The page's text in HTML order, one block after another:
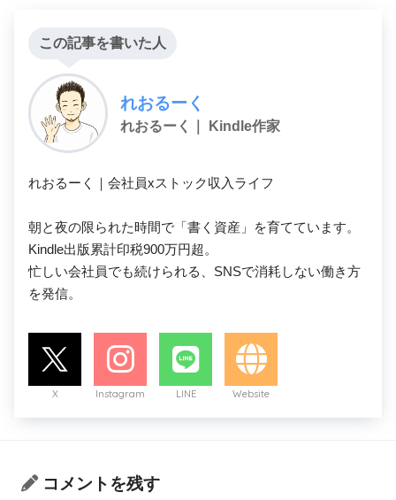
この記事を書いた人
れおるーく
れおるーく｜ Kindle作家
れおるーく｜会社員xストック収入ライフ
朝と夜の限られた時間で「書く資産」を育てています。
Kindle出版累計印税900万円超。
忙しい会社員でも続けられる、SNSで消耗しない働き方
を発信。
X Instagram LINE Website
コメントを残す